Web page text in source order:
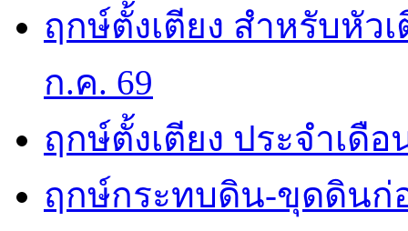
ฤกษ์ตั้งเตียง สำหรับหัว
ก.ค. 69
ฤกษ์ตั้งเตียง ประจำเดือ
ฤกษ์กระทบดิน-ขุดดินก่